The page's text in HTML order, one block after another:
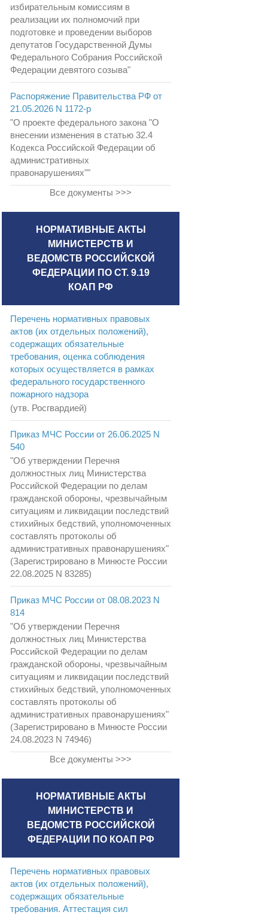
избирательным комиссиям в
реализации их полномочий при
подготовке и проведении выборов
депутатов Государственной Думы
Федерального Собрания Российской
Федерации девятого созыва"
Распоряжение Правительства РФ от
21.05.2026 N 1172-р
"О проекте федерального закона "О
внесении изменения в статью 32.4
Кодекса Российской Федерации об
административных
правонарушениях""
Все документы >>>
НОРМАТИВНЫЕ АКТЫ
МИНИСТЕРСТВ И
ВЕДОМСТВ РОССИЙСКОЙ
ФЕДЕРАЦИИ ПО СТ. 9.19
КОАП РФ
Перечень нормативных правовых
актов (их отдельных положений),
содержащих обязательные
требования, оценка соблюдения
которых осуществляется в рамках
федерального государственного
пожарного надзора
(утв. Росгвардией)
Приказ МЧС России от 26.06.2025 N
540
"Об утверждении Перечня
должностных лиц Министерства
Российской Федерации по делам
гражданской обороны, чрезвычайным
ситуациям и ликвидации последствий
стихийных бедствий, уполномоченных
составлять протоколы об
административных правонарушениях"
(Зарегистрировано в Минюсте России
22.08.2025 N 83285)
Приказ МЧС России от 08.08.2023 N
814
"Об утверждении Перечня
должностных лиц Министерства
Российской Федерации по делам
гражданской обороны, чрезвычайным
ситуациям и ликвидации последствий
стихийных бедствий, уполномоченных
составлять протоколы об
административных правонарушениях"
(Зарегистрировано в Минюсте России
24.08.2023 N 74946)
Все документы >>>
НОРМАТИВНЫЕ АКТЫ
МИНИСТЕРСТВ И
ВЕДОМСТВ РОССИЙСКОЙ
ФЕДЕРАЦИИ ПО КОАП РФ
Перечень нормативных правовых
актов (их отдельных положений),
содержащих обязательные
требования. Аттестация сил